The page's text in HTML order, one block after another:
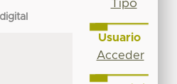
Tipo
Usuario
Acceder